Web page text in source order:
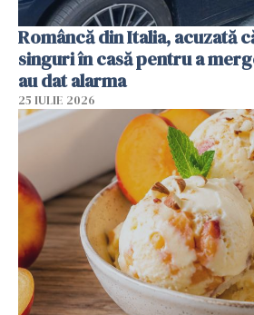
Româncă din Italia, acuzată
singuri în casă pentru a
au dat alarma
25 IULIE 2026